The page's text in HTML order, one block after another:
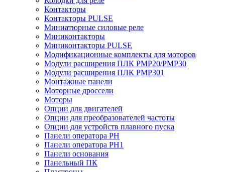
Контакторы
Контакторы PULSE
Миниатюрные силовые реле
Миниконтакторы
Миниконтакторы PULSE
Модификационные комплекты для моторов
Модули расширения ПЛК PMP20/PMP30
Модули расширения ПЛК PMP301
Монтажные панели
Моторные дроссели
Моторы
Опции для двигателей
Опции для преобразователей частоты
Опции для устройств плавного пуска
Панели оператора PH
Панели оператора PH1
Панели основания
Панельный ПК